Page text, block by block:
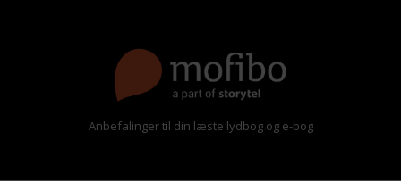
Anbefalinger til din læste lydbog og e-bog